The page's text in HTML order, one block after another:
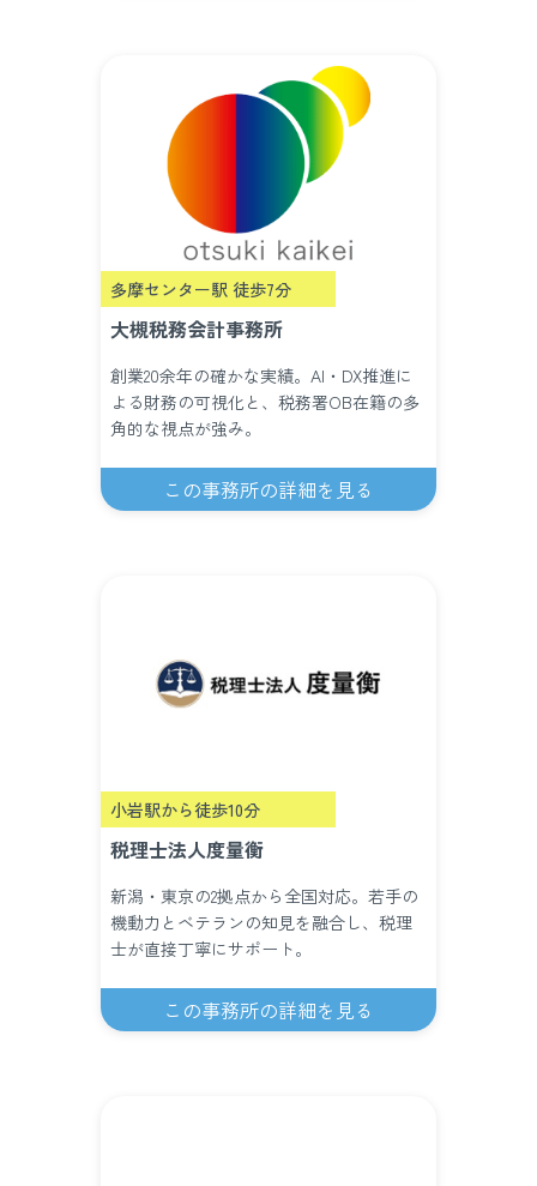
多摩センター駅 徒歩7分
大槻税務会計事務所
創業20余年の確かな実績。AI・DX推進に
よる財務の可視化と、税務署OB在籍の多
角的な視点が強み。
この事務所の詳細を見る
小岩駅から徒歩10分
税理士法人度量衡
新潟・東京の2拠点から全国対応。若手の
機動力とベテランの知見を融合し、税理
士が直接丁寧にサポート。
この事務所の詳細を見る